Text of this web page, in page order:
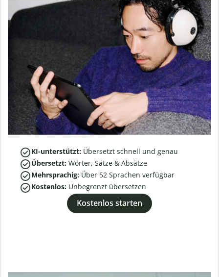
KI-unterstützt: Übersetzt schnell und genau
Übersetzt: Wörter, Sätze & Absätze
Mehrsprachig: Über 52 Sprachen verfügbar
Kostenlos: Unbegrenzt übersetzen
Kostenlos starten